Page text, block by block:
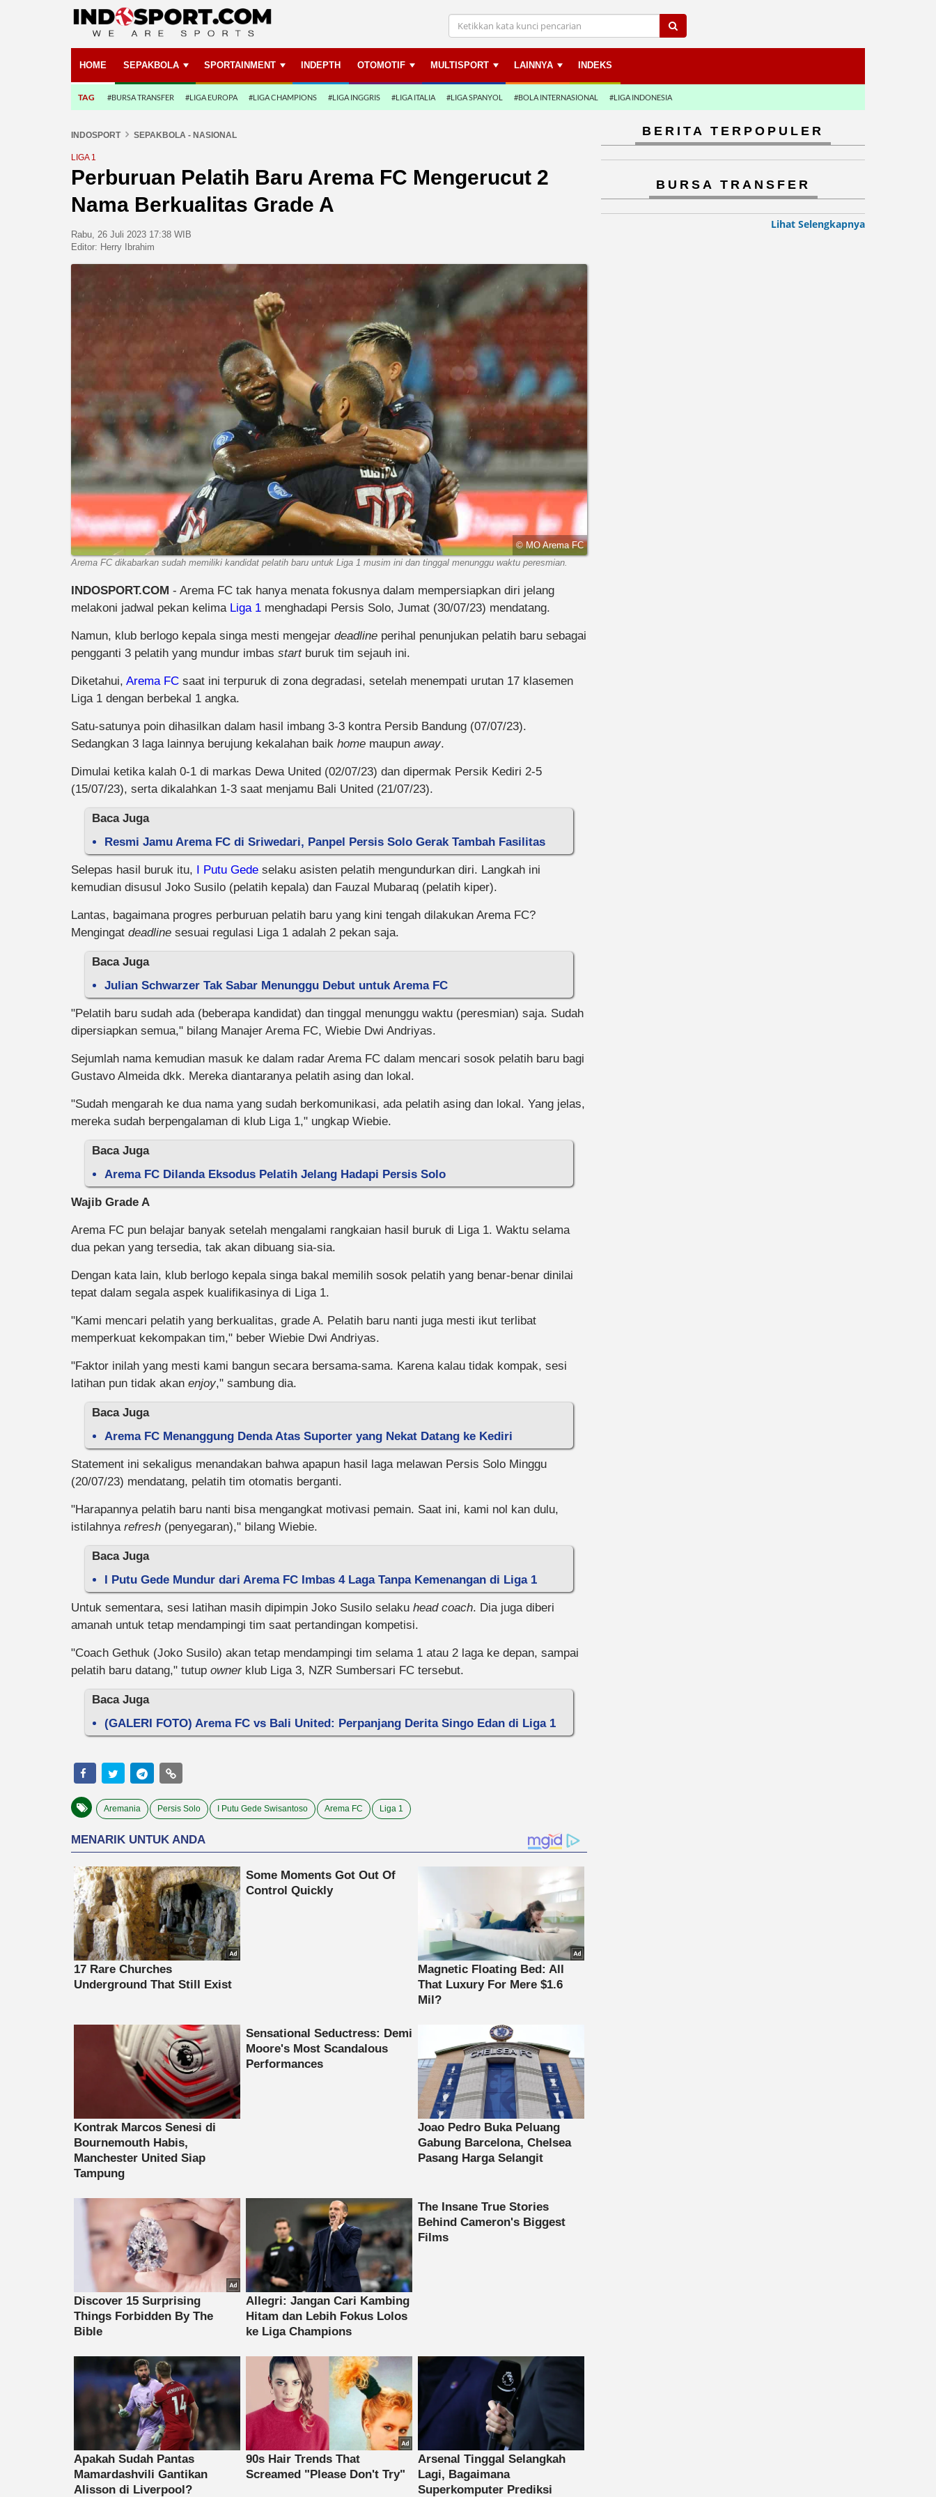
HOME SEPAKBOLA SPORTAINMENT INDEPTH OTOMOTIF MULTISPORT LAINNYA INDEKS
TAG #BURSA TRANSFER #LIGA EUROPA #LIGA CHAMPIONS #LIGA INGGRIS #LIGA ITALIA #LIGA SPANYOL #BOLA INTERNASIONAL #LIGA INDONESIA
INDOSPORT SEPAKBOLA - NASIONAL
LIGA 1
Perburuan Pelatih Baru Arema FC Mengerucut 2
Nama Berkualitas Grade A
Rabu, 26 Juli 2023 17:38 WIB
Editor: Herry Ibrahim
© MO Arema FC
Arema FC dikabarkan sudah memiliki kandidat pelatih baru untuk Liga 1 musim ini dan tinggal menunggu waktu peresmian.
INDOSPORT.COM - Arema FC tak hanya menata fokusnya dalam mempersiapkan diri jelang
melakoni jadwal pekan kelima Liga 1 menghadapi Persis Solo, Jumat (30/07/23) mendatang.
Namun, klub berlogo kepala singa mesti mengejar deadline perihal penunjukan pelatih baru sebagai
pengganti 3 pelatih yang mundur imbas start buruk tim sejauh ini.
Diketahui, Arema FC saat ini terpuruk di zona degradasi, setelah menempati urutan 17 klasemen
Liga 1 dengan berbekal 1 angka.
Satu-satunya poin dihasilkan dalam hasil imbang 3-3 kontra Persib Bandung (07/07/23).
Sedangkan 3 laga lainnya berujung kekalahan baik home maupun away.
Dimulai ketika kalah 0-1 di markas Dewa United (02/07/23) dan dipermak Persik Kediri 2-5
(15/07/23), serta dikalahkan 1-3 saat menjamu Bali United (21/07/23).
Baca Juga
Resmi Jamu Arema FC di Sriwedari, Panpel Persis Solo Gerak Tambah Fasilitas
Selepas hasil buruk itu, I Putu Gede selaku asisten pelatih mengundurkan diri. Langkah ini
kemudian disusul Joko Susilo (pelatih kepala) dan Fauzal Mubaraq (pelatih kiper).
Lantas, bagaimana progres perburuan pelatih baru yang kini tengah dilakukan Arema FC?
Mengingat deadline sesuai regulasi Liga 1 adalah 2 pekan saja.
Baca Juga
Julian Schwarzer Tak Sabar Menunggu Debut untuk Arema FC
"Pelatih baru sudah ada (beberapa kandidat) dan tinggal menunggu waktu (peresmian) saja. Sudah
dipersiapkan semua," bilang Manajer Arema FC, Wiebie Dwi Andriyas.
Sejumlah nama kemudian masuk ke dalam radar Arema FC dalam mencari sosok pelatih baru bagi
Gustavo Almeida dkk. Mereka diantaranya pelatih asing dan lokal.
"Sudah mengarah ke dua nama yang sudah berkomunikasi, ada pelatih asing dan lokal. Yang jelas,
mereka sudah berpengalaman di klub Liga 1," ungkap Wiebie.
Baca Juga
Arema FC Dilanda Eksodus Pelatih Jelang Hadapi Persis Solo
Wajib Grade A
Arema FC pun belajar banyak setelah mengalami rangkaian hasil buruk di Liga 1. Waktu selama
dua pekan yang tersedia, tak akan dibuang sia-sia.
Dengan kata lain, klub berlogo kepala singa bakal memilih sosok pelatih yang benar-benar dinilai
tepat dalam segala aspek kualifikasinya di Liga 1.
"Kami mencari pelatih yang berkualitas, grade A. Pelatih baru nanti juga mesti ikut terlibat
memperkuat kekompakan tim," beber Wiebie Dwi Andriyas.
"Faktor inilah yang mesti kami bangun secara bersama-sama. Karena kalau tidak kompak, sesi
latihan pun tidak akan enjoy," sambung dia.
Baca Juga
Arema FC Menanggung Denda Atas Suporter yang Nekat Datang ke Kediri
Statement ini sekaligus menandakan bahwa apapun hasil laga melawan Persis Solo Minggu
(20/07/23) mendatang, pelatih tim otomatis berganti.
"Harapannya pelatih baru nanti bisa mengangkat motivasi pemain. Saat ini, kami nol kan dulu,
istilahnya refresh (penyegaran)," bilang Wiebie.
Baca Juga
I Putu Gede Mundur dari Arema FC Imbas 4 Laga Tanpa Kemenangan di Liga 1
Untuk sementara, sesi latihan masih dipimpin Joko Susilo selaku head coach. Dia juga diberi
amanah untuk tetap mendampingi tim saat pertandingan kompetisi.
"Coach Gethuk (Joko Susilo) akan tetap mendampingi tim selama 1 atau 2 laga ke depan, sampai
pelatih baru datang," tutup ownerklub Liga 3, NZR Sumbersari FC tersebut.
Baca Juga
(GALERI FOTO) Arema FC vs Bali United: Perpanjang Derita Singo Edan di Liga 1
Aremania Persis Solo I Putu Gede Swisantoso Arema FC Liga 1
BERITA TERPOPULER
BURSA TRANSFER
Lihat Selengkapnya